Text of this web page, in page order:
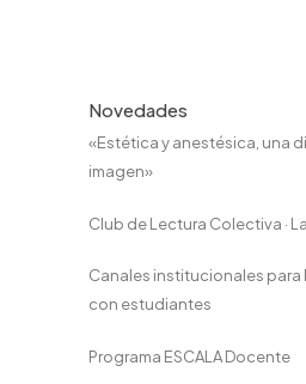
Novedades
«Estética y anestésica, una
imagen»
Club de Lectura Colectiva ·
Canales institucionales
con estudiantes
Programa ESCALA Docente